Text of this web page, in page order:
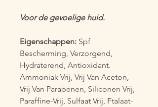
Voor de gevoelige huid.
Eigenschappen: Spf
Bescherming, Verzorgend,
Hydraterend, Antioxidant.
Ammoniak Vrij, Vrij Van Aceton,
Vrij Van Parabenen, Siliconen Vrij,
Paraffine-Vrij, Sulfaat Vrij, Ftalaat-